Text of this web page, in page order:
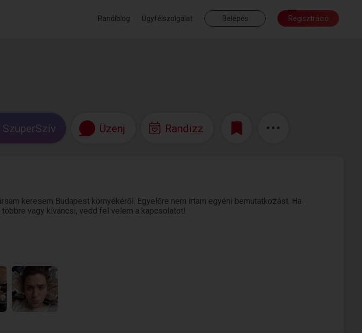
Randiblog Ügyfélszolgálat Belépés Regisztráció
SzuperSzív Üzenj Randizz
keresem Budapest környékéről. Egyelőre nem írtam egyéni bemutatkozást. Ha
vagy kíváncsi, vedd fel velem a kapcsolatot!